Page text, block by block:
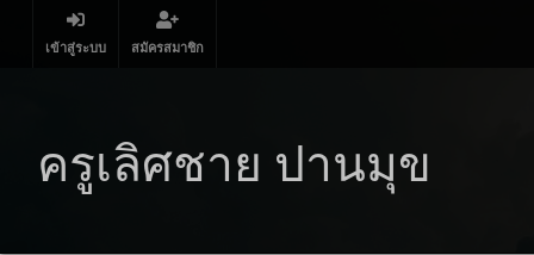
เข้าสู่ระบบ สมัครสมาชิก
ครูเลิศชาย ปานมุข